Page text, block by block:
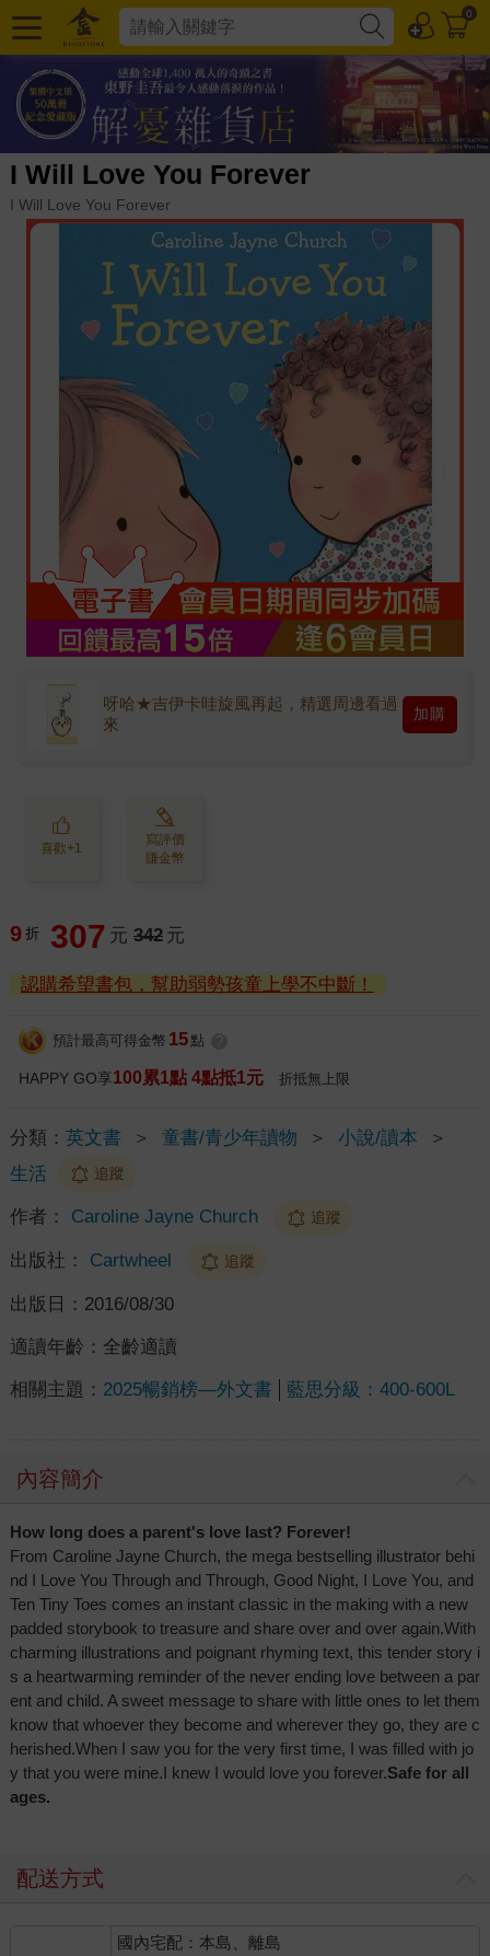
0
I Will Love You Forever
I Will Love You Forever
呀哈★吉伊卡哇旋風再起，精選周邊看過
來
加購
喜歡+1
寫評價
賺金幣
9 折 307 元 342 元
認購希望書包，幫助弱勢孩童上學不中斷！
預計最高可得金幣 15 點
HAPPY GO享100累1點 4點抵1元 折抵無上限
分類： 英文書 ＞ 童書/青少年讀物 ＞ 小說/讀本
＞
生活
追蹤
作者： Caroline Jayne Church 追蹤
出版社： Cartwheel 追蹤
出版日： 2016/08/30
適讀年齡： 全齡適讀
相關主題： 2025暢銷榜—外文書 藍思分級：400-600L
內容簡介
How long does a parent's love last? Forever!
From Caroline Jayne Church, the mega bestselling illustrator behi
nd I Love You Through and Through, Good Night, I Love You, and
Ten Tiny Toes comes an instant classic in the making with a new
padded storybook to treasure and share over and over again.With
charming illustrations and poignant rhyming text, this tender story i
s a heartwarming reminder of the never ending love between a par
ent and child. A sweet message to share with little ones to let them
know that whoever they become and wherever they go, they are c
herished.When I saw you for the very first time, I was filled with jo
y that you were mine.I knew I would love you forever.Safe for all
ages.
配送方式
國內宅配：本島、離島